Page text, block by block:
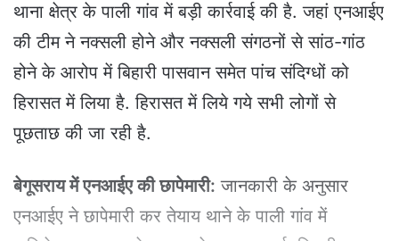
n
e
a
i
थाना क्षेत्र के पाली गांव में बड़ी कार्रवाई की है. जहां एनआईए
की टीम ने नक्सली होने और नक्सली संगठनों से सांठ-गांठ
होने के आरोप में बिहारी पासवान समेत पांच संदिग्धों को
हिरासत में लिया है. हिरासत में लिये गये सभी लोगों से
पूछताछ की जा रही है.
बेगूसराय में एनआईए की छापेमारी: जानकारी के अनुसार
एनआईए ने छापेमारी कर तेयाय थाने के पाली गांव में